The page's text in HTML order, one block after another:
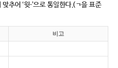
맞추어 ‘윗-’으로 통일한다.(ㄱ을 표준
비고